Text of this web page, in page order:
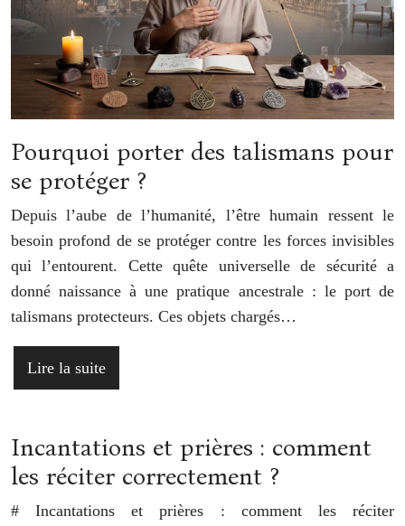
Pourquoi porter des talismans pour
se protéger ?
Depuis l’aube de l’humanité, l’être humain ressent le
besoin profond de se protéger contre les forces invisibles
qui l’entourent. Cette quête universelle de sécurité a
donné naissance à une pratique ancestrale : le port de
talismans protecteurs. Ces objets chargés…
Lire la suite
Incantations et prières : comment
les réciter correctement ?
# Incantations et prières : comment les réciter